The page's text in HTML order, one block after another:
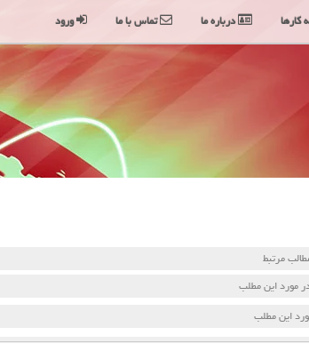
مرتبط
مورد این مطلب
این مطلب
کارها درباره ما تماس با ما ورود